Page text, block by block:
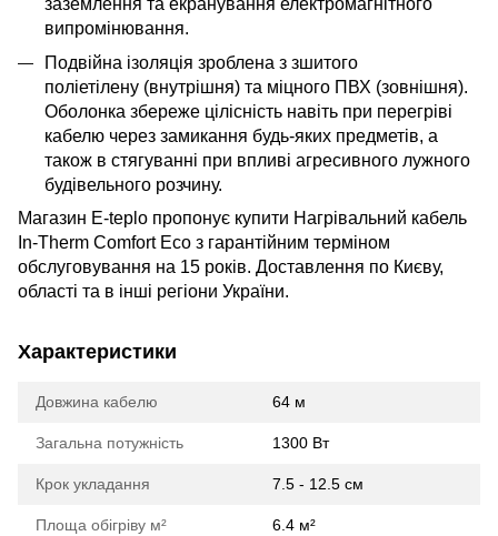
заземлення та екранування електромагнітного
випромінювання.
Подвійна ізоляція зроблена з зшитого
поліетілену (внутрішня) та міцного ПВХ (зовнішня).
Оболонка збереже цілісність навіть при перегріві
кабелю через замикання будь-яких предметів, а
також в стягуванні при впливі агресивного лужного
будівельного розчину.
Магазин E-teplo пропонує купити Нагрівальний кабель
In-Therm Comfort Eco з гарантійним терміном
обслуговування на 15 років. Доставлення по Києву,
області та в інші регіони України.
Характеристики
Довжина кабелю 64 м
Загальна потужність 1300 Вт
Крок укладання 7.5 - 12.5 см
Площа обігріву м² 6.4 м²